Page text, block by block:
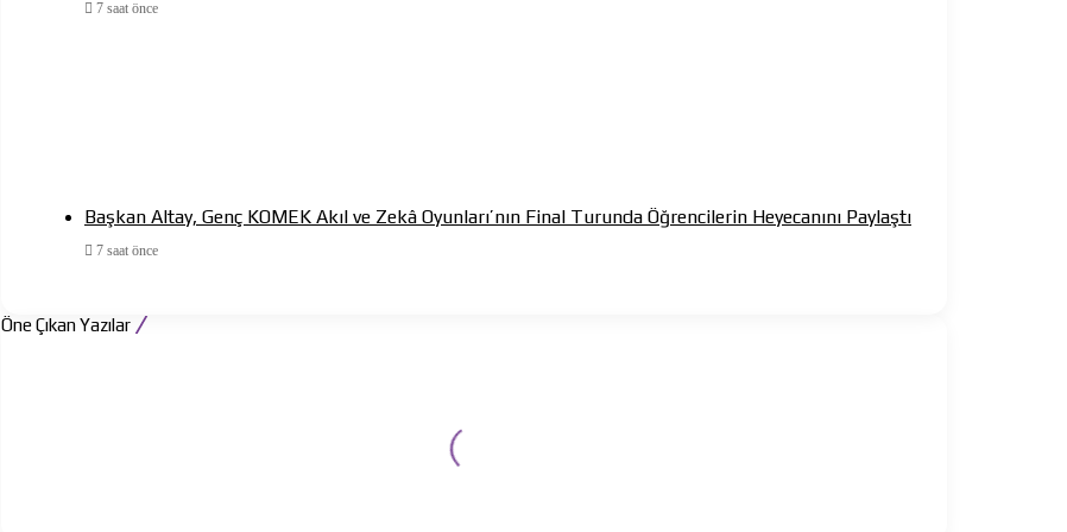
7 saat önce
Başkan Altay, Genç KOMEK Akıl ve Zekâ Oyunları’nın Final Turunda Öğrencilerin Heyecanını Paylaştı
7 saat önce
Öne Çıkan Yazılar